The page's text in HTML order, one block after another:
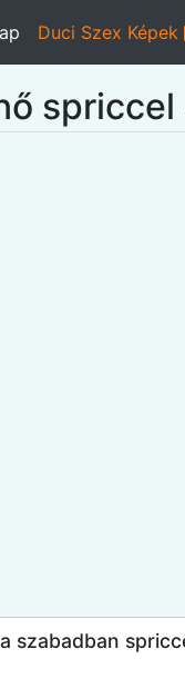
Duci Szex Képek
szabadban